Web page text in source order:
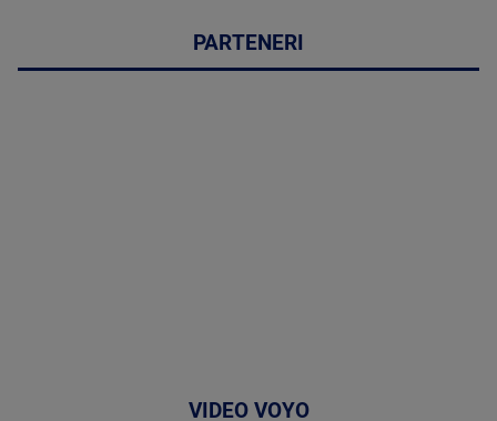
PARTENERI
VIDEO VOYO